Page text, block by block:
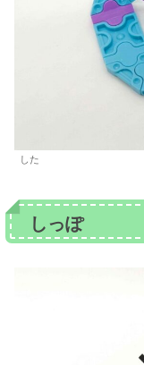
した
しっぽ